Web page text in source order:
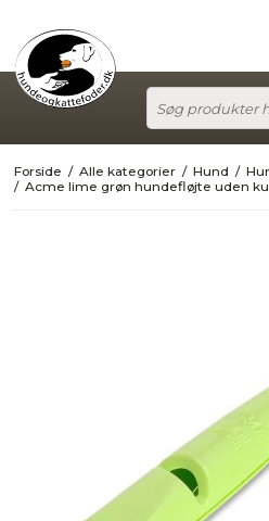
Forside / Alle kategorier / Hund /
/ Acme lime grøn hundefløjte uden